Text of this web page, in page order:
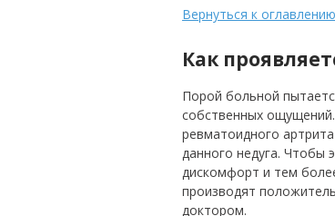
Вернуться к оглавлению
Как
Порой больной
собственных
ревматоидного
данного недуга. Чтобы
дискомфорт и тем
производят
доктором.